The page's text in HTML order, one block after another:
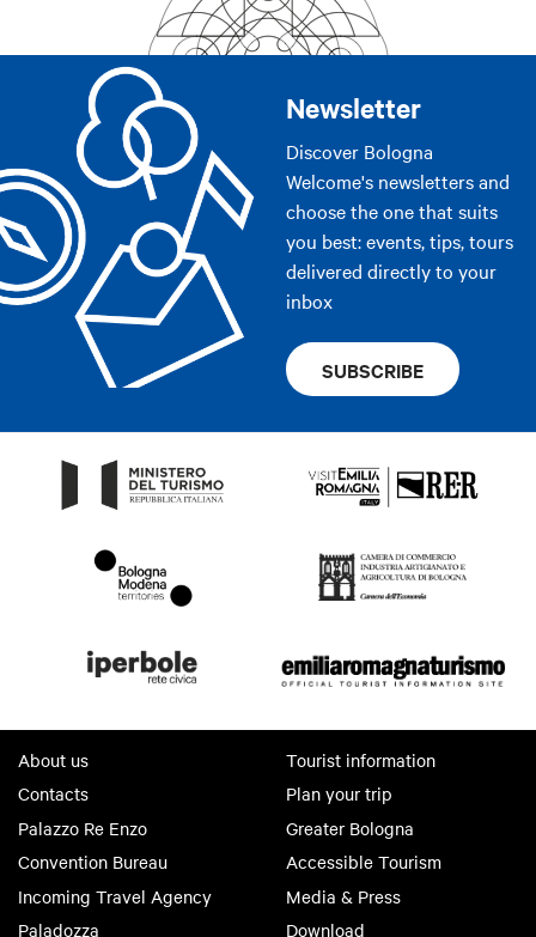
Newsletter
Discover Bologna
Welcome's newsletters and
choose the one that suits
you best: events, tips, tours
delivered directly to your
inbox
SUBSCRIBE
About us
Contacts
Palazzo Re Enzo
Convention Bureau
Incoming Travel Agency
Paladozza
Tourist information
Plan your trip
Greater Bologna
Accessible Tourism
Media & Press
Download